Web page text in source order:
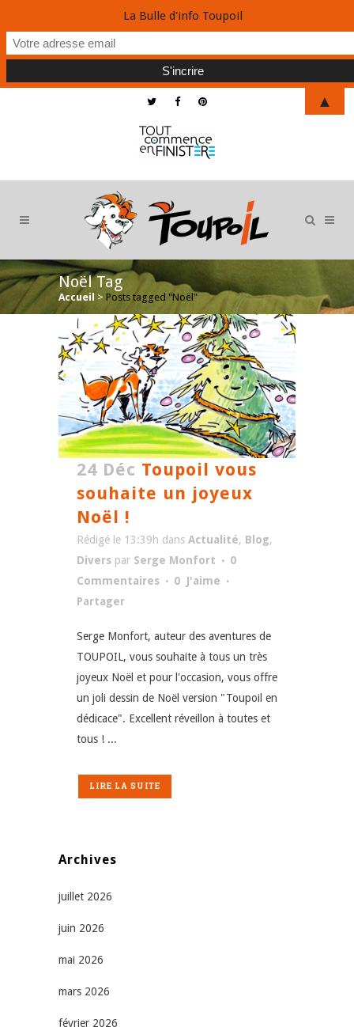
Noël Tag
Accueil > Posts tagged "Noël"
24 Déc Toupoil vous
souhaite un joyeux
Noël !
Rédigé le 13:39h dans Actualité, Blog,
Divers par Serge Monfort
0
Commentaires
0 J'aime
Partager
Serge Monfort, auteur des aventures de
TOUPOIL, vous souhaite à tous un très
joyeux Noël et pour l'occasion, vous offre
un joli dessin de Noël version "Toupoil en
dédicace". Excellent réveillon à toutes et
tous ! ...
LIRE LA SUITE
Archives
juillet 2026
juin 2026
mai 2026
mars 2026
février 2026
La Bulle d'info Toupoil
▲